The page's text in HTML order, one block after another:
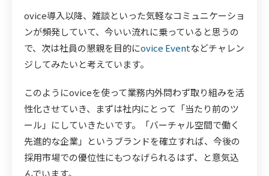
ovice導入以降、雑談といった気軽なコミュニケーショ
ンが頻発していて、今いい流れに乗っていると思うの
で、次は社員の懇親を目的にovice Eventなどチャレン
ジしてみたいと考えています。
このようにoviceを使って業務内外問わず取り組みを活
性化させていき、まずは社内にとって「当たり前のツ
ール」にしていきたいです。「バーチャル空間で働く
先進的な企業」というブランドを確立すれば、今後の
採用市場での優位性にもつなげられるはず、と意気込
んでいます。